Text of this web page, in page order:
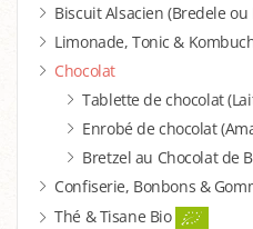
Biscuit Alsacien (Bredele ou
Limonade, Tonic &
Chocolat
Tablette de chocolat
Enrobé de chocolat
Bretzel au Chocolat de
Confiserie, Bonbons &
Thé & Tisane Bio